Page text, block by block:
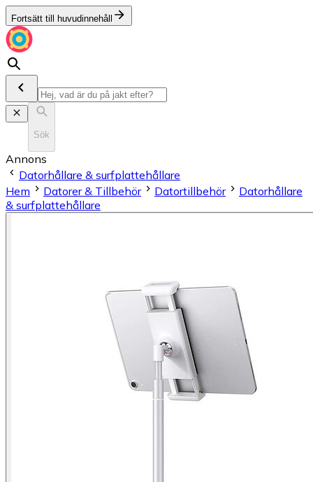
Fortsätt till huvudinnehåll
Sök
Annons
Datorhållare & surfplattehållare
Hem
Datorer & Tillbehör Datortillbehör
Datorhållare
& surfplattehållare